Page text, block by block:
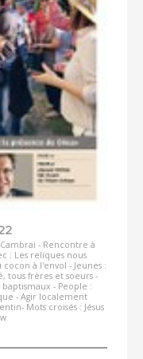
- Rencontre à
: Les reliques nous
à l'envol - Jeunes :
tous frères et soeurs -
baptismaux - People :
- Agir localement
Mots croisés : Jésus